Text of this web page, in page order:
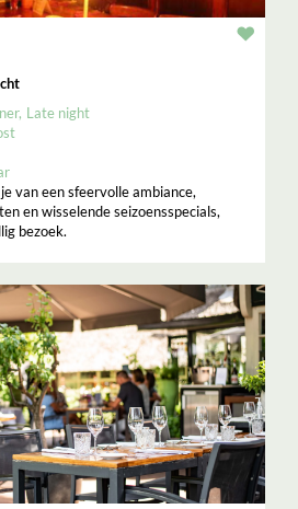
Late night
van een sfeervolle ambiance,
en wisselende seizoensspecials,
bezoek.